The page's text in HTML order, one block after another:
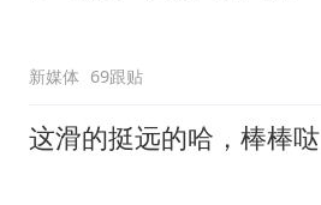
新媒体 69跟贴
这滑的挺远的哈，棒棒哒